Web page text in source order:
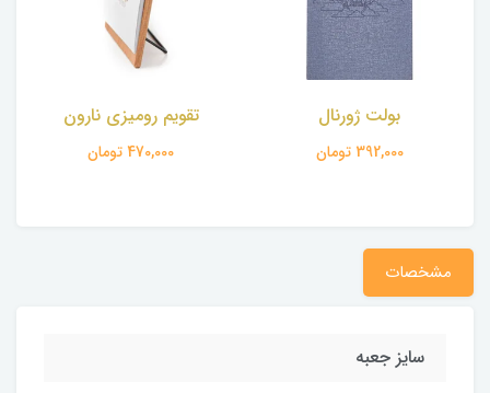
بولت ژورنال
392,000 تومان
تقویم رومیزی نارون
470,000 تومان
مشخصات
سایز جعبه